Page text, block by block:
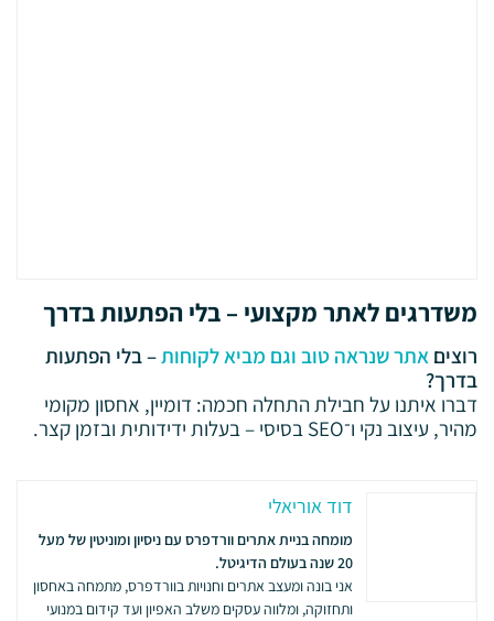
משדרגים לאתר מקצועי – בלי הפתעות בדרך
רוציםאתר שנראה טוב וגם מביא לקוחות– בלי הפתעות
בדרך?
דברו איתנו על חבילת התחלה חכמה: דומיין, אחסון מקומי
מהיר, עיצוב נקי ו־SEO בסיסי – בעלות ידידותית ובזמן קצר.
דוד אוריאלי
מומחה בניית אתרים וורדפרס עם ניסיון ומוניטין של מעל
20 שנה בעולם הדיגיטל.
אני בונה ומעצב אתרים וחנויות בוורדפרס, מתמחה באחסון
ותחזוקה, ומלווה עסקים משלב האפיון ועד קידום במנועי